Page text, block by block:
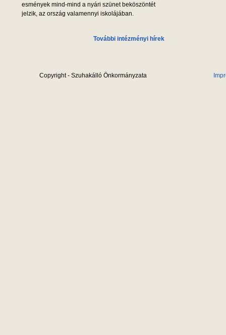
esmények mind-mind a nyári szünet beköszöntét
jelzik, az ország valamennyi iskolájában.
További intézményi hírek
Copyright - Szuhakálló Önkormányzata